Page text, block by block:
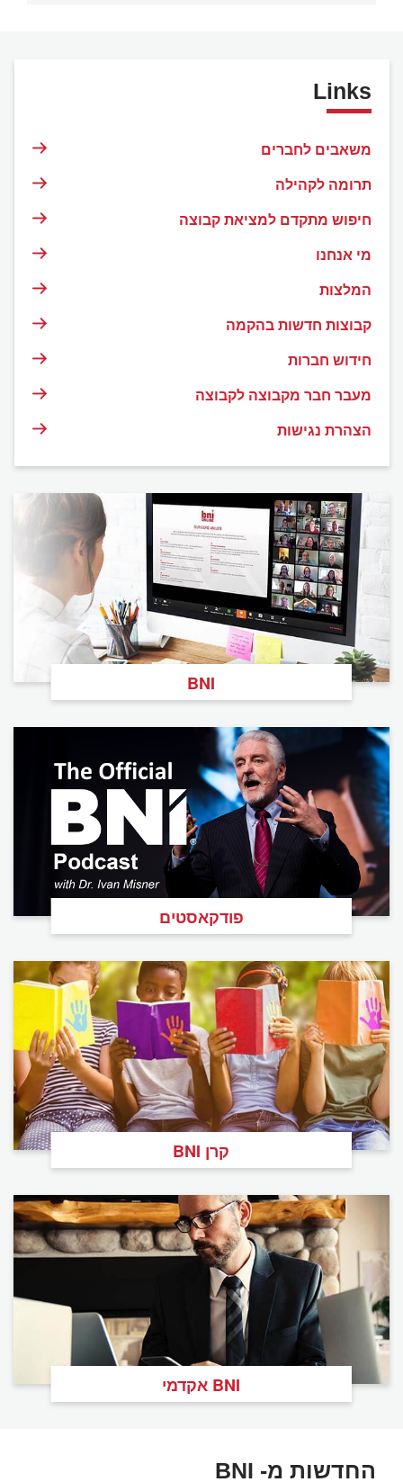
Links
משאבים לחברים
תרומה לקהילה
חיפוש מתקדם למציאת קבוצה
מי אנחנו
המלצות
קבוצות חדשות בהקמה
חידוש חברות
מעבר חבר מקבוצה לקבוצה
הצהרת נגישות
BNI
פודקאסטים
קרן BNI
BNI אקדמי
החדשות מ- BNI